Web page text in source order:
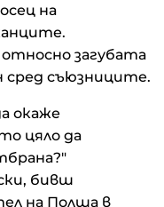
на
загубата
сред съюзниците.
окаже
цяло да
бивш
на Полша в